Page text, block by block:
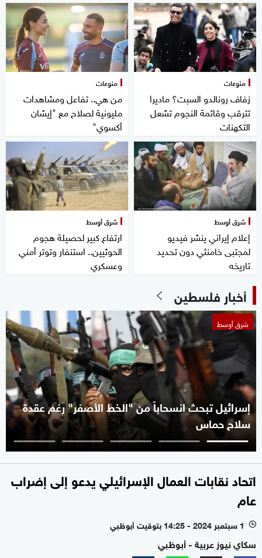
منوعات
زفاف رونالدو السبت؟ ماديرا
تترقب وقائمة النجوم تشعل
التكهنات
منوعات
من هي.. تفاعل ومشاهدات
مليونية لصلاح مع "إيشان
أكسوي"
شرق أوسط
إعلام إيراني ينشر فيديو
لمجتبى خامنئي دون تحديد
تاريخه
شرق أوسط
ارتفاع كبير لحصيلة هجوم
الحوثيين.. استنفار وتوتر أمني
وعسكري
أخبار فلسطين
شرق أوسط
إسرائيل تبحث انسحاباً من "الخط الأصفر" رغم عقدة
سلاح حماس
اتحاد نقابات العمال الإسرائيلي يدعو إلى إضراب
عام
l 1 سبتمبر 2024 - 14:25 بتوقيت أبوظبي
سكاي نيوز عربية - أبوظبي